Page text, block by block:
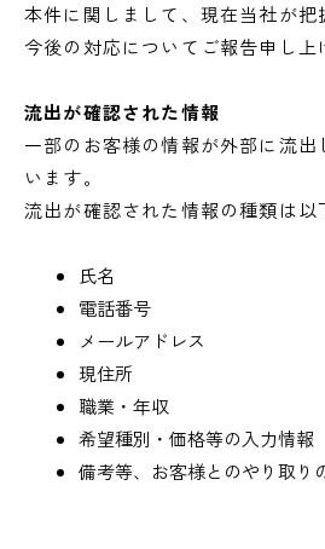
本件に関しまして、現在当社が
今後の対応についてご報告申し上
流出が確認された情報
一部のお客様の情報が外部に流出
います。
流出が確認された情報の種類は以
氏名
電話番号
メールアドレス
現住所
職業・年収
希望種別・価格等の入力情報
備考等、お客様とのやり取り